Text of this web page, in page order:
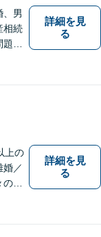
、男
相続
に
詳細を見
る
上の
婚／
実
会情
詳細を見
る